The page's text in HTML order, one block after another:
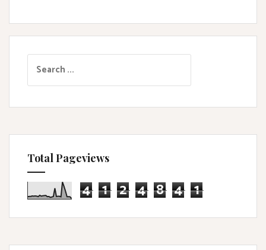
a
r
h
o
r
Total Pageviews
4 1 2 4 8 4 1